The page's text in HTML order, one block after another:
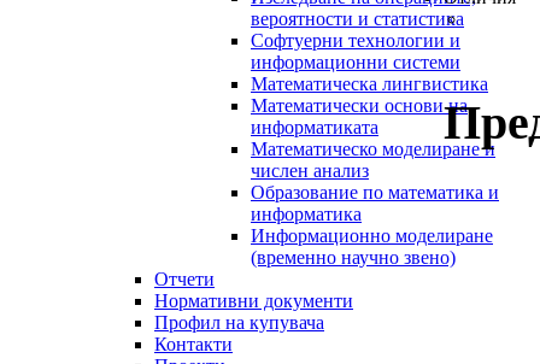
вероятности и статистика
Софтуерни технологии и
информационни системи
Математическа лингвистика
Математически основи на
информатиката
Математическо моделиране и
числен анализ
Образование по математика и
информатика
Информационно моделиране
(временно научно звено)
Отчети
Нормативни документи
Профил на купувача
Контакти